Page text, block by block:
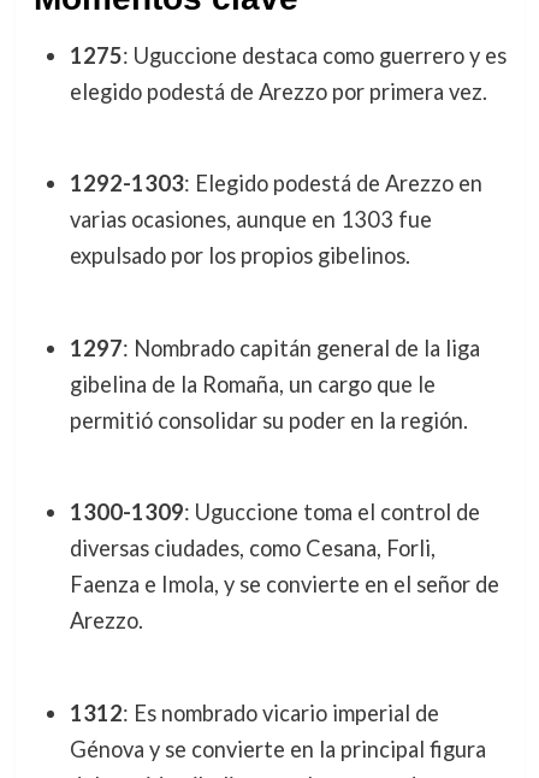
1275: Uguccione destaca como guerrero y es
elegido podestá de Arezzo por primera vez.
1292-1303: Elegido podestá de Arezzo en
varias ocasiones, aunque en 1303 fue
expulsado por los propios gibelinos.
1297: Nombrado capitán general de la liga
gibelina de la Romaña, un cargo que le
permitió consolidar su poder en la región.
1300-1309: Uguccione toma el control de
diversas ciudades, como Cesana, Forli,
Faenza e Imola, y se convierte en el señor de
Arezzo.
1312: Es nombrado vicario imperial de
Génova y se convierte en la principal figura